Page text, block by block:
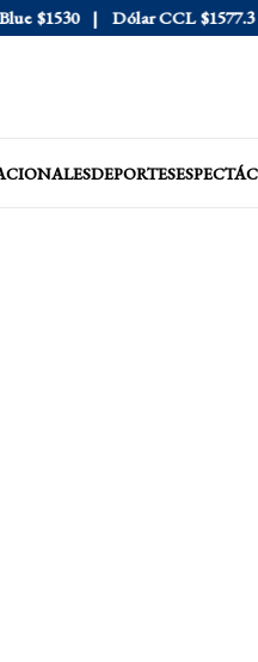
$1530 Dólar CCL $1577.3
DEPORTES